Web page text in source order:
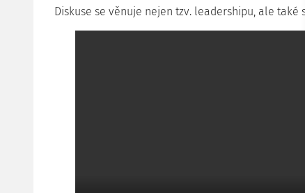
Diskuse se věnuje nejen tzv. leadershipu, ale